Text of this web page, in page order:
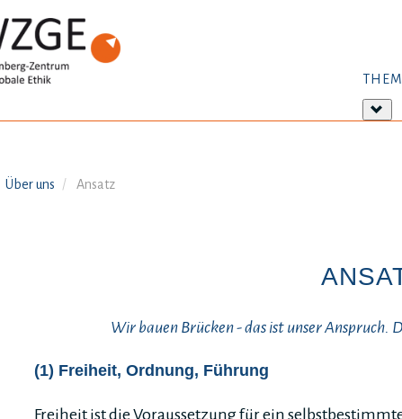
Über uns Ansatz
Wir bauen Brücken - das ist unser Anspruch.
(1) Freiheit, Ordnung, Führung
Freiheit ist die Voraussetzung für ein